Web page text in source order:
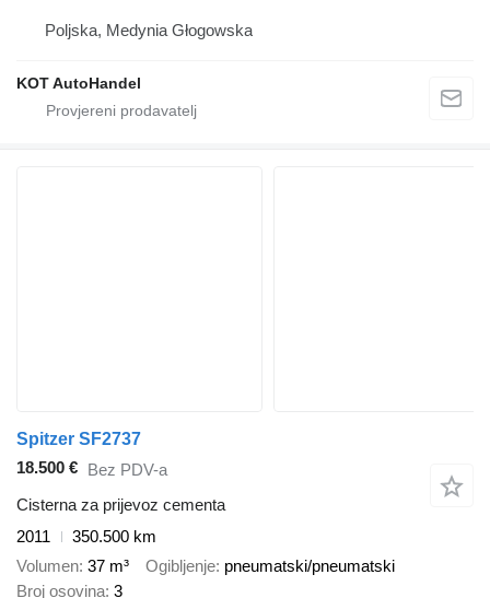
Poljska, Medynia Głogowska
KOT AutoHandel
Spitzer SF2737
18.500 € Bez PDV-a
Cisterna za prijevoz cementa
2011
350.500 km
Volumen 37 m³ Ogibljenje pneumatski/pneumatski
Broj osovina 3